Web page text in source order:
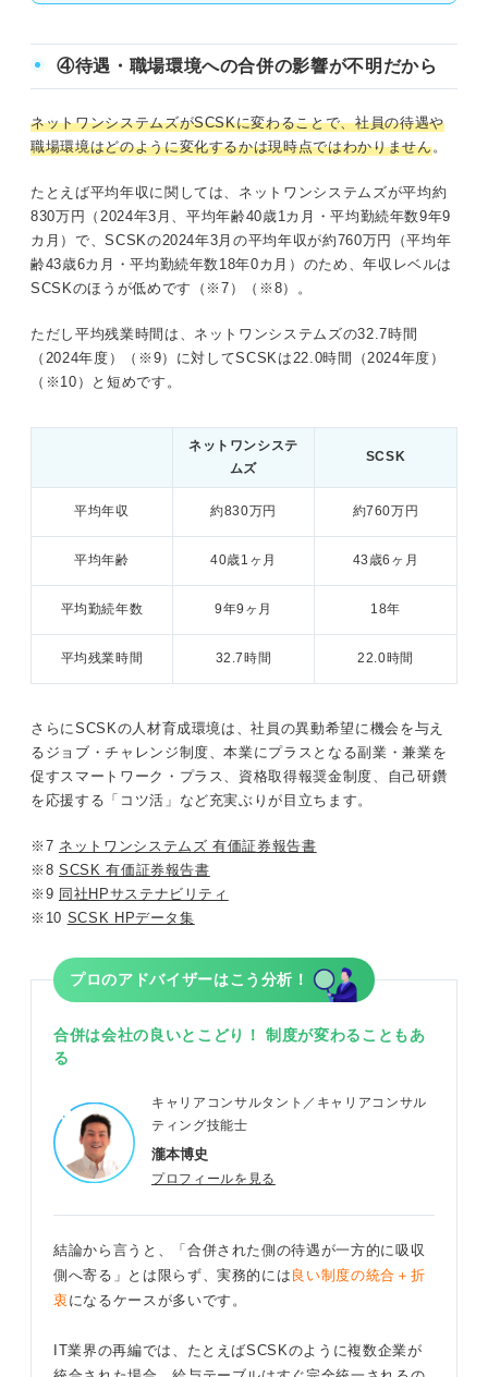
④待遇・職場環境への合併の影響が不明だから
ネットワンシステムズがSCSKに変わることで、社員の待遇や
職場環境はどのように変化するかは現時点ではわかりません。
たとえば平均年収に関しては、ネットワンシステムズが平均約
830万円（2024年3月、平均年齢40歳1カ月・平均勤続年数9年9
カ月）で、SCSKの2024年3月の平均年収が約760万円（平均年
齢43歳6カ月・平均勤続年数18年0カ月）のため、年収レベルは
SCSKのほうが低めです（※7）（※8）。
ただし平均残業時間は、ネットワンシステムズの32.7時間
（2024年度）（※9）に対してSCSKは22.0時間（2024年度）
（※10）と短めです。
ネットワンシステ
ムズ
SCSK
平均年収 約830万円 約760万円
平均年齢 40歳1ヶ月 43歳6ヶ月
平均勤続年数 9年9ヶ月 18年
平均残業時間 32.7時間 22.0時間
さらにSCSKの人材育成環境は、社員の異動希望に機会を与え
るジョブ・チャレンジ制度、本業にプラスとなる副業・兼業を
促すスマートワーク・プラス、資格取得報奨金制度、自己研鑽
を応援する「コツ活」など充実ぶりが目立ちます。
※7 ネットワンシステムズ 有価証券報告書
※8 SCSK 有価証券報告書
※9 同社HPサステナビリティ
※10 SCSK HPデータ集
プロのアドバイザーはこう分析！
合併は会社の良いとこどり！ 制度が変わることもあ
る
キャリアコンサルタント／キャリアコンサル
ティング技能士
瀧本博史
プロフィールを見る
結論から言うと、「合併された側の待遇が一方的に吸収
側へ寄る」とは限らず、実務的には 良い制度の統合＋折
衷 になるケースが多いです。
IT業界の再編では、たとえばSCSKのように複数企業が